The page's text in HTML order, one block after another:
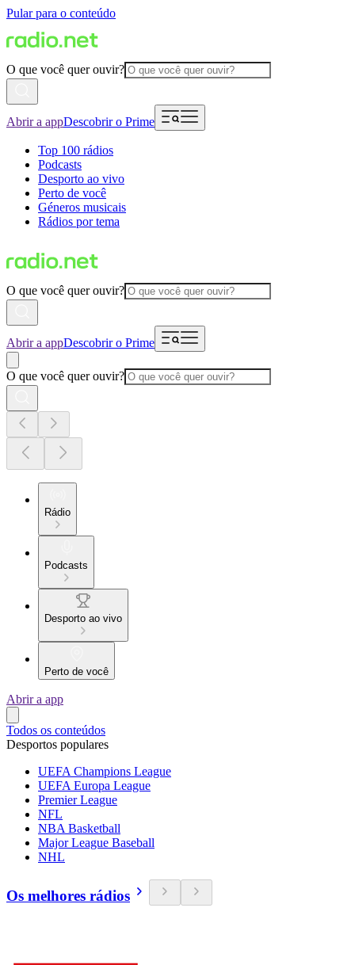
Pular para o conteúdo
O que você quer ouvir?
Abrir a appDescobrir o Prime
Top 100 rádios
Podcasts
Desporto ao vivo
Perto de você
Géneros musicais
Rádios por tema
O que você quer ouvir?
Abrir a appDescobrir o Prime
O que você quer ouvir?
Rádio
Podcasts
Desporto ao vivo
Perto de você
Abrir a app
Todos os conteúdos
Desportos populares
UEFA Champions League
UEFA Europa League
Premier League
NFL
NBA Basketball
Major League Baseball
NHL
Os melhores rádios